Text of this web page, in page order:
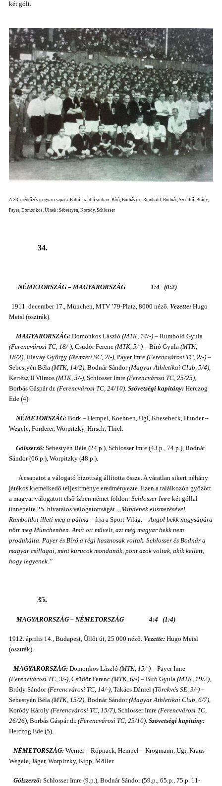
két gólt.
A 33. mérkőzés magyar csapata. Balról az álló sorban: Bíró, Borbás dr., Rumbold, Bodnár, Szendrő, Bródy,
Payer, Domonkos. Ülnek: Sebestyén, Koródy, Schlosser
34.
NÉMETORSZÁG – MAGYARORSZÁG 1:4 (0:2)
1911. december 17., München, MTV ’79-Platz, 8000 néző. Vezette: Hugo
Meisl (osztrák).
MAGYARORSZÁG: Domonkos László (MTK, 14/-) – Rumbold Gyula
(Ferencvárosi TC, 18/-) , Csüdör Ferenc (MTK, 5/-) – Bíró Gyula (MTK,
18/2) , Hlavay György (Nemzeti SC, 2/-) , Payer Imre (Ferencvárosi TC, 2/-) –
Sebestyén Béla (MTK, 14/2) , Bodnár Sándor(Magyar Athletikai Club, 5/4)
Kertész II Vilmos (MTK, 3/-) , Schlosser Imre (Ferencvárosi TC, 25/25)
Borbás Gáspár dr. (Ferencvárosi TC, 24/10) Szövetségi kapitány: Herczog
Ede (4).
NÉMETORSZÁG: Bork – Hempel, Koehnen, Ugi, Knesebeck, Hunder –
Wegele, Förderer, Worpitzky, Hirsch, Thiel.
Gólszerző: Sebestyén Béla (24.p.), Schlosser Imre (43.p., 74.p.), Bodnár
Sándor (66.p.), Worpitzky (48.p.).
A csapatot a válogató bizottság állította össze. A váratlan sikert néhány
játékos kiemelkedő teljesítménye eredményezte. Ezen a találkozón győzött
a magyar válogatott első ízben német földön. Schlosser Imre két góllal
ünnepelte 25. hivatalos válogatottságát.
„Mindenek elismerésével
Rumboldot illeti meg a pálma – írja a Sport-Világ. – Angol bekk nagyságára
nőtt meg Münchenben. Amit ott művelt, azt még magyar bekk nem
produkálta. Payer és Bíró a régi hasznosak voltak. Schlosser és Bodnár a
magyar csillagai, mint kurucok mondanák, pont azok voltak, akik kellett,
hogy legyenek.”
35.
MAGYARORSZÁG – NÉMETORSZÁG 4:4 (1:4)
1912. április 14., Budapest, Üllői út, 25 000 néző. Vezette: Hugo Meisl
(osztrák).
MAGYARORSZÁG: Domonkos László (MTK, 15/-) – Payer Imre
(Ferencvárosi TC, 3/-) , Csüdör Ferenc (MTK, 6/-) – Bíró Gyula (MTK, 19/2)
Bródy Sándor(Ferencvárosi TC, 14/-) , Takács Dániel (Törekvés SE, 3/-) –
Sebestyén Béla (MTK, 15/2) , Bodnár Sándor(Magyar Athletikai Club, 6/7)
Koródy Károly (Ferencvárosi TC, 15/7) , Schlosser Imre (Ferencvárosi TC,
26/26) , Borbás Gáspár dr. (Ferencvárosi TC, 25/10) Szövetségi kapitány:
Herczog Ede (5).
NÉMETORSZÁG: Werner – Röpnack, Hempel – Krogmann, Ugi, Kraus –
Wegele, Jäger, Worpitzky, Kipp, Möller.
Gólszerző: Schlosser Imre (9.p.), Bodnár Sándor (59.p., 65.p., 75.p. 11-